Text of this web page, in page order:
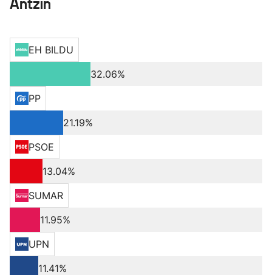
Antzin
EH BILDU
32.06%
PP
21.19%
PSOE
13.04%
SUMAR
11.95%
UPN
11.41%